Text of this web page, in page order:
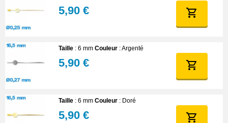
5,90 €
Taille : 6 mm Couleur : Argenté
5,90 €
Taille : 6 mm Couleur : Doré
5,90 €